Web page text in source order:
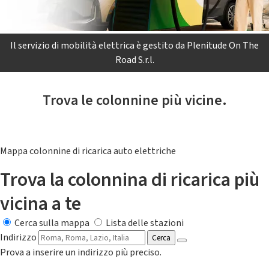
Il servizio di mobilità elettrica è gestito da Plenitude On The
Road S.r.l.
Trova le colonnine più vicine.
Mappa colonnine di ricarica auto elettriche
Trova la colonnina di ricarica più
vicina a te
Cerca sulla mappa
Lista delle stazioni
Indirizzo
Cerca
Prova a inserire un indirizzo più preciso.